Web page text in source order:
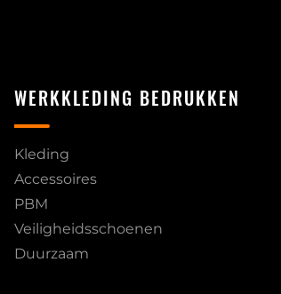
WERKKLEDING BEDRUKKEN
Kleding
Accessoires
PBM
Veiligheidsschoenen
Duurzaam